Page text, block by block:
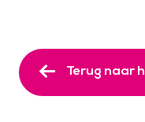
Terug naar